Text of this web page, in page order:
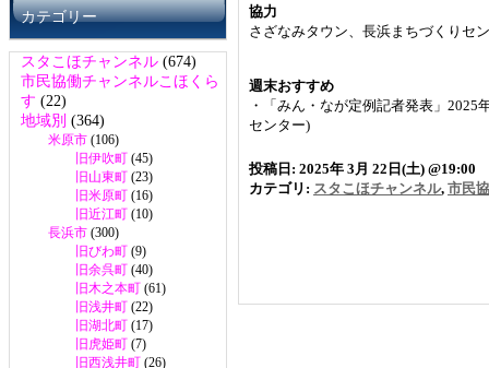
ア
カ
イ
ブ
カテゴリー
スタこほチャンネル (674)
市民協働チャンネルこほくら
す (22)
地域別 (364)
米原市 (106)
旧伊吹町 (45)
旧山東町 (23)
旧米原町 (16)
旧近江町 (10)
長浜市 (300)
旧びわ町 (9)
旧余呉町 (40)
旧木之本町 (61)
旧浅井町 (22)
旧湖北町 (17)
旧虎姫町 (7)
旧西浅井町 (26)
協力
さざなみタウン、長浜まちづくりセ
週末おすすめ
・「みん・なが定例記者発表」
センター)
投稿日: 2025年 3月 22日(土) @19:00
カテゴリ: スタこほチャンネル, 市民